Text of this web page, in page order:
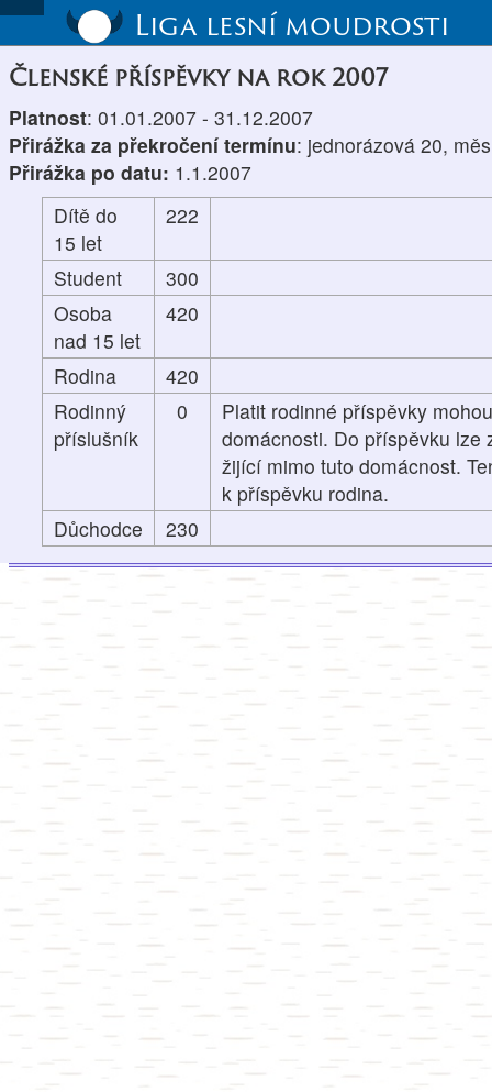
Liga lesní moudrosti
Členské příspěvky na rok 2007
Platnost: 01.01.2007 - 31.12.2007
Přirážka za překročení termínu: jednorázová 20,
Přirážka po datu: 1.1.2007
Dítě do
15 let
222
Student
300
Osoba
nad 15 let
420
Rodina
420
Rodinný
příslušník
0
Platit rodinné příspěvky
domácnosti. Do příspěvku lze
žijící mimo tuto domácnost.
k příspěvku rodina.
Důchodce
230